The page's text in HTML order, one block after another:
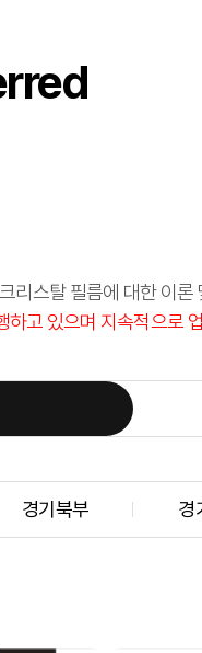
리스탈 필름에 대한 이
고 있으며 지속적으로
경기북부 경